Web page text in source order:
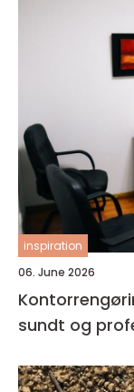
inspiration
06. June 2026
sundt og